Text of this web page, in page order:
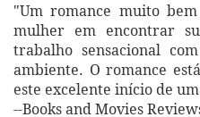
"Um romance muito
mulher em encontrar
trabalho sensacional
ambiente. O romance
este excelente início de
--Books and Movies